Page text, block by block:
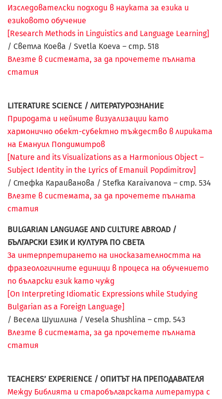
Изследователски подходи в науката за езика и
езиковото обучение
[Research Methods in Linguistics and Language Learning]
/ Светла Коева / Svetla Koeva – стр. 518
Влезте в системата, за да прочетете пълната
статия
LITERATURE SCIENCE / ЛИТЕРАТУРОЗНАНИЕ
Природата и нейните визуализации като
хармонично обект-субектно тъждество в лириката
на Емануил Попдимитров
[Nature and its Visualizations as a Harmonious Object –
Subject Identity in the Lyrics of Emanuil Popdimitrov]
/ Стефка Караиванова / Stefka Karaivanova – стр. 534
Влезте в системата, за да прочетете пълната
статия
BULGARIAN LANGUAGE AND CULTURE ABROAD /
БЪЛГАРСКИ ЕЗИК И КУЛТУРА ПО СВЕТА
За интерпретирането на иносказателността на
фразеологичните единици в процеса на обучението
по бъларски език като чужд
[On Interpreting Idiomatic Expressions while Studying
Bulgarian as a Foreign Language]
/ Весела Шушлина / Vesela Shushlina – стр. 543
Влезте в системата, за да прочетете пълната
статия
TEACHERS’ EXPERIENCE / ОПИТЪТ НА ПРЕПОДАВАТЕЛЯ
Между Библията и старобългарската литература с